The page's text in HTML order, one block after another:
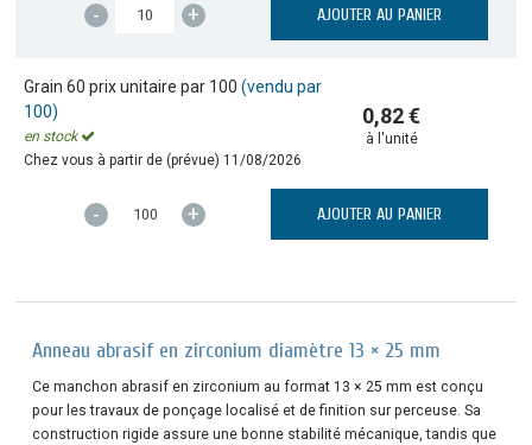
- + AJOUTER AU PANIER
Grain 60 prix unitaire par 100(vendu par
100)
en stock
Chez vous à partir de (prévue) 11/08/2026
0,82 €
à l'unité
- + AJOUTER AU PANIER
Anneau abrasif en zirconium diamètre 13 × 25 mm
Ce manchon abrasif en zirconium au format 13 × 25 mm est conçu
pour les travaux de ponçage localisé et de finition sur perceuse. Sa
construction rigide assure une bonne stabilité mécanique, tandis que